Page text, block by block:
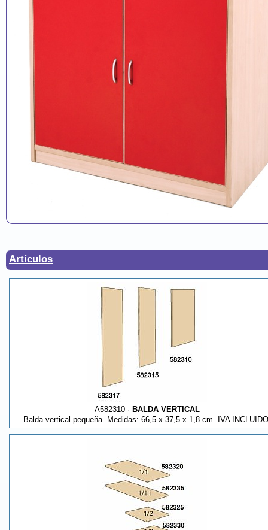
Artículos
A582310 · BALDA VERTICAL
Balda vertical pequeña. Medidas: 66,5 x 37,5 x 1,8 cm. IVA